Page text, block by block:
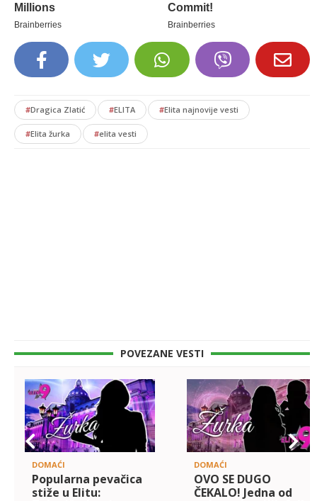
#Dragica Zlatić #ELITA #Elita najnovije vesti
#Elita žurka #elita vesti
POVEZANE VESTI
DOMAĆI
Popularna pevačica
stiže u Elitu:
DOMAĆI
OVO SE DUGO
ČEKALO! Jedna od